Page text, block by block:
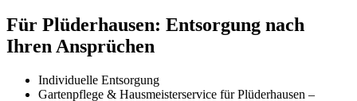
Für Plüderhausen: Entsorgung nach
Ihren Ansprüchen
Individuelle Entsorgung
Gartenpflege & Hausmeisterservice für Plüderhausen –